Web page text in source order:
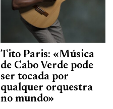
Tito Paris: «Música
de Cabo Verde pode
ser tocada por
qualquer orquestra
no mundo»